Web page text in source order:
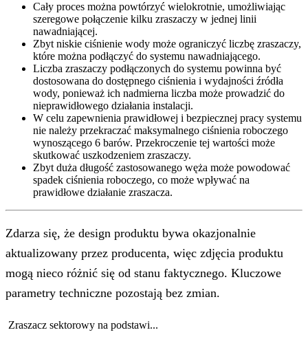
Cały proces można powtórzyć wielokrotnie, umożliwiając
szeregowe połączenie kilku zraszaczy w jednej linii
nawadniającej.
Zbyt niskie ciśnienie wody może ograniczyć liczbę zraszaczy,
które można podłączyć do systemu nawadniającego.
Liczba zraszaczy podłączonych do systemu powinna być
dostosowana do dostępnego ciśnienia i wydajności źródła
wody, ponieważ ich nadmierna liczba może prowadzić do
nieprawidłowego działania instalacji.
W celu zapewnienia prawidłowej i bezpiecznej pracy systemu
nie należy przekraczać maksymalnego ciśnienia roboczego
wynoszącego 6 barów. Przekroczenie tej wartości może
skutkować uszkodzeniem zraszaczy.
Zbyt duża długość zastosowanego węża może powodować
spadek ciśnienia roboczego, co może wpływać na
prawidłowe działanie zraszacza.
Zdarza się, że design produktu bywa okazjonalnie
aktualizowany przez producenta, więc zdjęcia produktu
mogą nieco różnić się od stanu faktycznego. Kluczowe
parametry techniczne pozostają bez zmian.
Zraszacz sektorowy na podstawi...